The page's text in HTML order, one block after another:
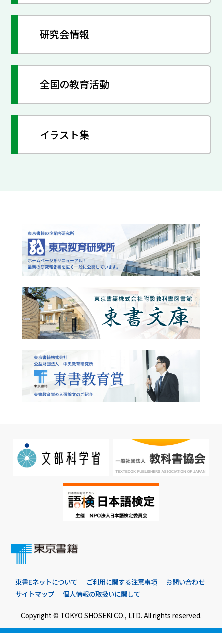
研究会情報
全国の教育活動
イラスト集
東書Eネットについて ご利用に関する注意事項
お問い合わせ
サイトマップ
個人情報の取扱いに関して
Copyright © TOKYO SHOSEKI CO., LTD. All rights reserved.